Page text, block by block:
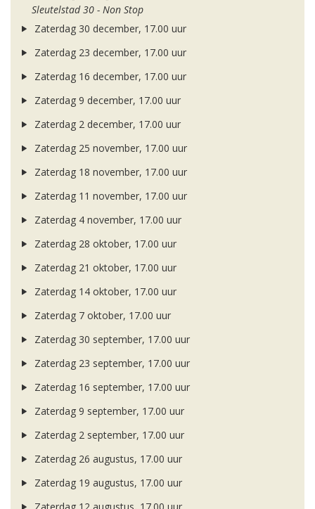
Sleutelstad 30 - Non Stop
Zaterdag 30 december, 17.00 uur
Zaterdag 23 december, 17.00 uur
Zaterdag 16 december, 17.00 uur
Zaterdag 9 december, 17.00 uur
Zaterdag 2 december, 17.00 uur
Zaterdag 25 november, 17.00 uur
Zaterdag 18 november, 17.00 uur
Zaterdag 11 november, 17.00 uur
Zaterdag 4 november, 17.00 uur
Zaterdag 28 oktober, 17.00 uur
Zaterdag 21 oktober, 17.00 uur
Zaterdag 14 oktober, 17.00 uur
Zaterdag 7 oktober, 17.00 uur
Zaterdag 30 september, 17.00 uur
Zaterdag 23 september, 17.00 uur
Zaterdag 16 september, 17.00 uur
Zaterdag 9 september, 17.00 uur
Zaterdag 2 september, 17.00 uur
Zaterdag 26 augustus, 17.00 uur
Zaterdag 19 augustus, 17.00 uur